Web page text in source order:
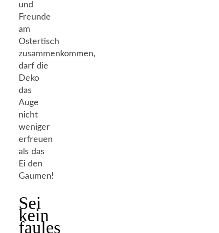
und
Freunde
am
Ostertisch
zusammenkommen,
darf die
Deko
das
Auge
nicht
weniger
erfreuen
als das
Ei den
Gaumen!
Sei
kein
faules